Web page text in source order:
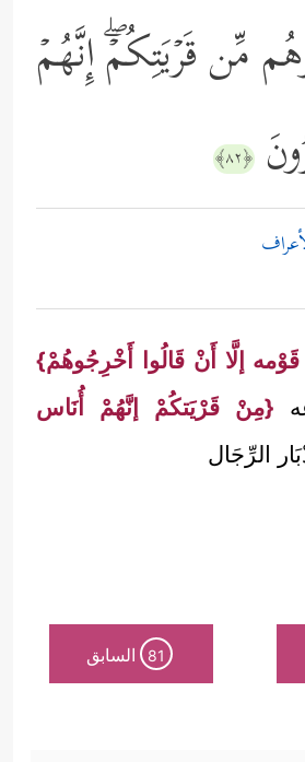
مِّن قَرۡیَتِكُمۡۖ إِنَّهُمۡ
﴿٨٢﴾
إلَّا أَنْ قَالُوا أَخْرِجُوهُمْ}
{مِنْ قَرْيَتكُمْ إنَّهُمْ أُنَاس
الرِّجَال
81 السابق